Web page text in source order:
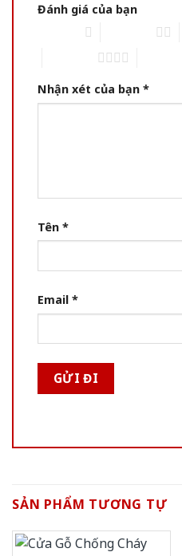
Đánh giá của bạn
Nhận xét của bạn *
Tên *
Email *
SẢN PHẨM TƯƠNG TỰ